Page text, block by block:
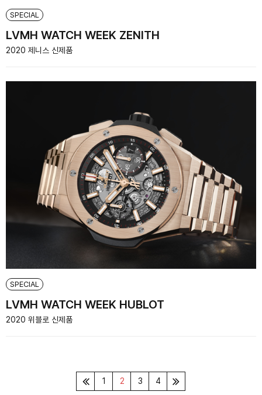
SPECIAL
LVMH WATCH WEEK ZENITH
2020 제니스 신제품
SPECIAL
LVMH WATCH WEEK HUBLOT
2020 위블로 신제품
1 2 3 4